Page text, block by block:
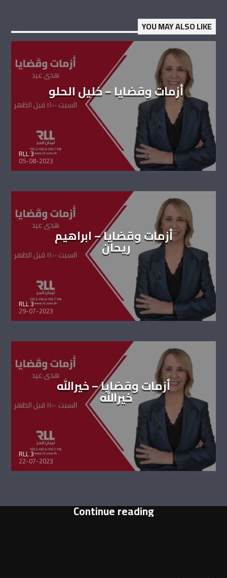
YOU MAY ALSO LIKE
أزمات وقضايا – خليل الحلو
RLL 3
05-08-2023
أزمات وقضايا – ابراهيم
ريحان
RLL 3
29-07-2023
أزمات وقضايا – خيرالله
خيرالله
RLL 3
22-07-2023
Continue reading